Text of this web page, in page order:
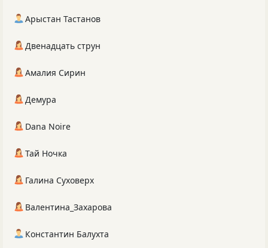
Арыстан Тастанов
Двенадцать струн
Амалия Сирин
Демура
Dana Noire
Тай Ночка
Галина Суховерх
Валентина_Захарова
Константин Балухта